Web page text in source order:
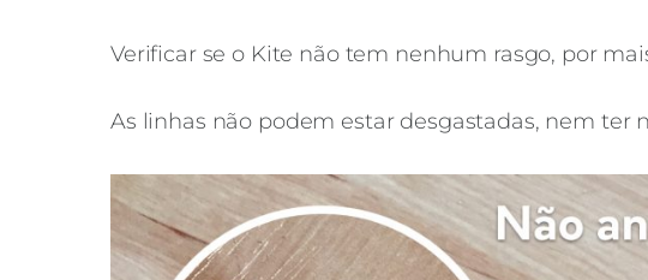
Faz kitesurf com toda a segurança para que possas
Verificar se o Kite não tem nenhum rasgo, por
As linhas não podem estar desgastadas, nem ter